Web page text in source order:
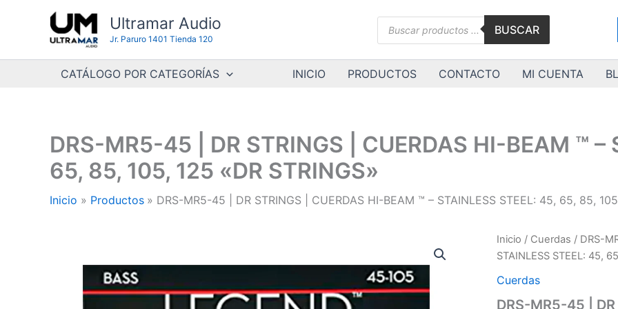
contenido
Ultramar Audio
Jr. Paruro 1401 Tienda 120
Búsqueda
BUSCAR
CATÁLOGO POR CATEGORÍAS INICIO PRODUCTOS CONTACTO MI CUENTA
DRS-MR5-45 | DR STRINGS | CUERDAS HI-BEAM ™ –
65, 85, 105, 125 «DR STRINGS»
Inicio Productos DRS-MR5-45 | DR STRINGS | CUERDAS HI-BEAM ™ – STAINLESS STEEL: 45, 65, 85,
Inicio / Cuerdas / DRS-
STAINLESS STEEL: 45,
Cuerdas
DRS-MR5-45 | DR
DRS-
MR5-
|
STRINGS